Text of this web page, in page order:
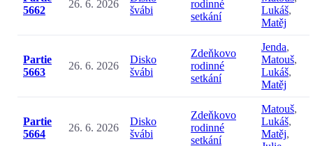
5662
26. 6. 2026
švábi
rodinné
setkání
Lukáš,
Matěj
Partie
5663
26. 6. 2026
Disko
švábi
Zdeňkovo
rodinné
setkání
Jenda,
Matouš,
Lukáš,
Matěj
Partie
5664
26. 6. 2026
Disko
švábi
Zdeňkovo
rodinné
setkání
Matouš,
Lukáš,
Matěj,